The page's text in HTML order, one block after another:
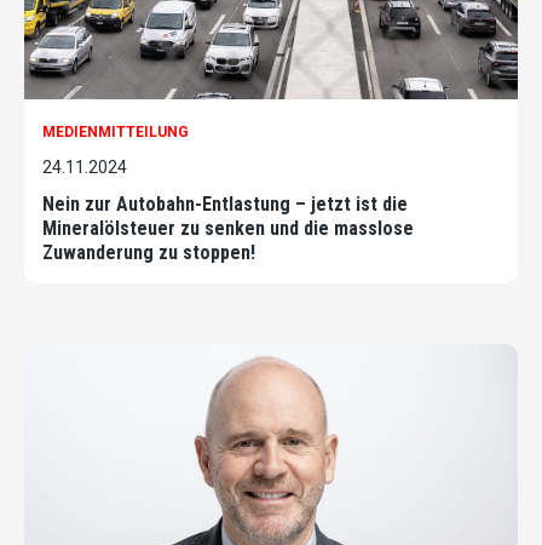
MEDIENMITTEILUNG
24.11.2024
Nein zur Autobahn-Entlastung – jetzt ist die
Mineralölsteuer zu senken und die masslose
Zuwanderung zu stoppen!